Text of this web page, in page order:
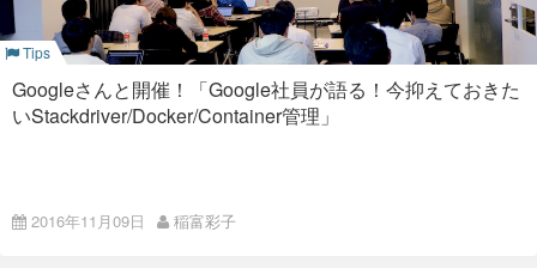
弊社ではAzure・AWS・GCPや各種国内クラウドをMSP事
業・自社サービスで積極的に活用しております。
今回は私、秋山が日頃よく触っているAzureを紹介させていた
だきました。
Azure Machine Learning, Cognitive
た。
Tips
Googleさんと開催！「Google社員が語る！今抑えておきた
いStackdriver/Docker/Container管理」
Meet upを開催しました
2016年11月09日 稲富彩子